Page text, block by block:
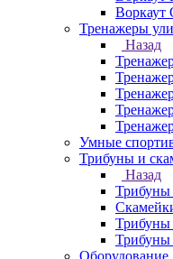
Тренажеры
Назад
Умные
Трибуны и
Назад
Трибуны
Трибуны
Трибуны
Оборудование